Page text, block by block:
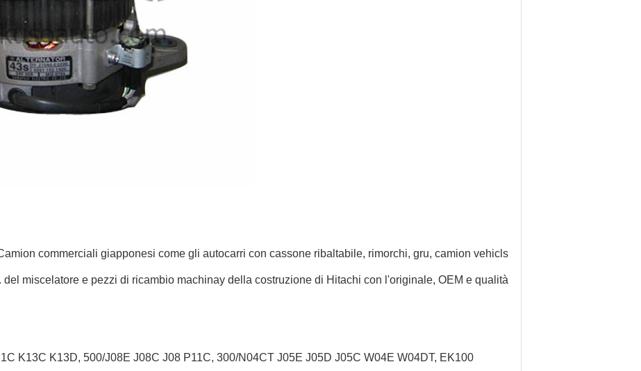
commerciali giapponesi come gli autocarri con cassone ribaltabile, rimorchi, gru, camion vehicls
del miscelatore e pezzi di ricambio machinay della costruzione di Hitachi con l'originale, OEM e qualità
K13C K13D, 500/J08E J08C J08 P11C, 300/N04CT J05E J05D J05C W04E W04DT, EK100